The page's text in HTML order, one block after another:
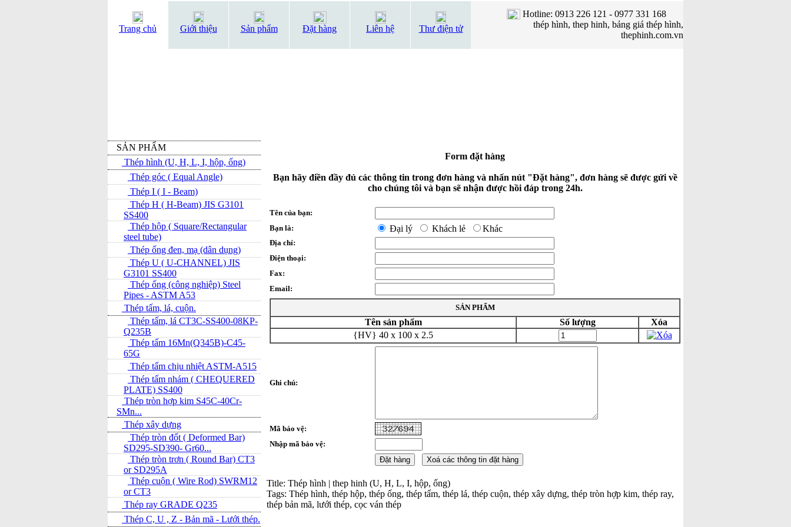
Trang chủ Giới thiệu Sản phẩm Đặt hàng Liên hệ Thư điện tử
Hotline: 0913 226 121 - 0977 331 168
thép hình, thep hinh, bảng giá thép hình,
thephinh.com.vn
SẢN PHẨM
Thép hình (U, H, L, I, hộp, ống)
Thép góc ( Equal Angle)
Thép I ( I - Beam)
Thép H ( H-Beam) JIS G3101
SS400
Thép hộp ( Square/Rectangular
steel tube)
Thép ống đen, mạ (dân dụng)
Thép U ( U-CHANNEL) JIS
G3101 SS400
Thép ống (công nghiệp) Steel
Pipes - ASTM A53
Thép tấm, lá, cuộn.
Thép tấm, lá CT3C-SS400-08KP-
Q235B
Thép tấm 16Mn(Q345B)-C45-
65G
Thép tấm chịu nhiệt ASTM-A515
Thép tấm nhám ( CHEQUERED
PLATE) SS400
Thép tròn hợp kim S45C-40Cr-
SMn...
Thép xây dựng
Thép tròn đốt ( Deformed Bar)
SD295-SD390- Gr60...
Thép tròn trơn ( Round Bar) CT3
or SD295A
Thép cuộn ( Wire Rod) SWRM12
or CT3
Thép ray GRADE Q235
Thép C, U , Z - Bản mã - L­ưới thép.
Form đặt hàng
Bạn hãy điền đầy đủ các thông tin trong đơn hàng và nhấn nút "Đặt hàng", đơn hàng sẽ được gửi về
cho chúng tôi và bạn sẽ nhận được hồi đáp trong 24h.
Tên của bạn:
Bạn là:
Đại lý Khách lẻ Khác
Địa chỉ:
Điện thoại:
Fax:
Email:
SẢN PHẨM
Tên sản phẩm Số lượng
Xóa
{HV} 40 x 100 x 2.5
Ghi chú:
Mã bảo vệ:
Nhập mã bảo vệ:
Title: Thép hình | thep hinh (U, H, L, I, hộp, ống)
Tags: Thép hình, thép hộp, thép ống, thép tấm, thép lá, thép cuộn, thép xây dựng, thép tròn hợp kim, thép ray,
thép bản mã, lưới thép, cọc ván thép